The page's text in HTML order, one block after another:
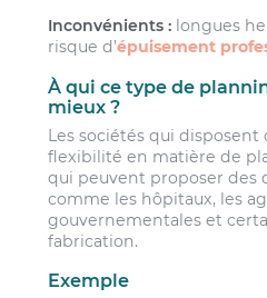
Inconvénients : longues
risque d’épuisement
À qui ce type de
mieux ?
Les sociétés qui disposent
flexibilité en matière de
qui peuvent proposer des
comme les hôpitaux, les
gouvernementales et
fabrication.
Exemple